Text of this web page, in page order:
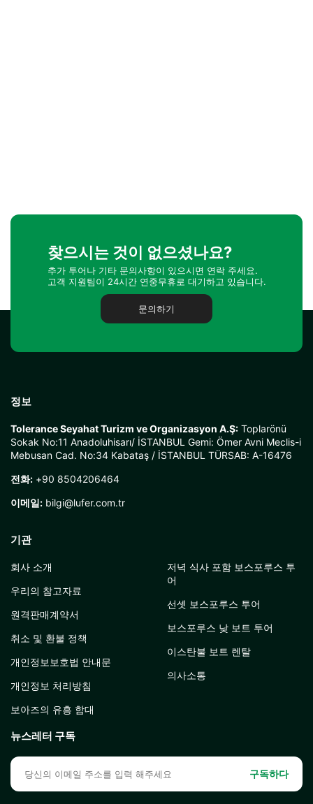
찾으시는 것이 없으셨나요?
추가 투어나 기타 문의사항이 있으시면 연락 주세요.
고객 지원팀이 24시간 연중무휴로 대기하고 있습니다.
문의하기
정보
Tolerance Seyahat Turizm ve Organizasyon A.Ş: Toplarönü
Sokak No:11 Anadoluhisarı/ İSTANBUL Gemi: Ömer Avni Meclis-i
Mebusan Cad. No:34 Kabataş / İSTANBUL TÜRSAB: A-16476
전화: +90 8504206464
이메일: bilgi@lufer.com.tr
기관
회사 소개
우리의 참고자료
원격판매계약서
취소 및 환불 정책
개인정보보호법 안내문
개인정보 처리방침
보아즈의 유흥 함대
저녁 식사 포함 보스포루스 투
어
선셋 보스포루스 투어
보스포루스 낮 보트 투어
이스탄불 보트 렌탈
의사소통
뉴스레터 구독
구독하다